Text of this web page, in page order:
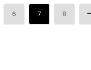
6 7 8